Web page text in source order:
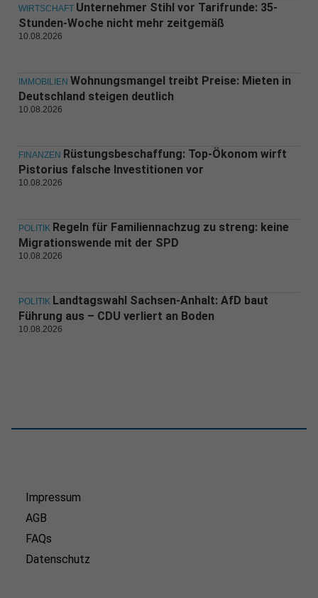
WIRTSCHAFT Unternehmer Stihl vor Tarifrunde: 35-
Stunden-Woche nicht mehr zeitgemäß
10.08.2026
IMMOBILIEN Wohnungsmangel treibt Preise: Mieten in
Deutschland steigen deutlich
10.08.2026
FINANZEN Rüstungsbeschaffung: Top-Ökonom wirft
Pistorius falsche Investitionen vor
10.08.2026
POLITIK Regeln für Familiennachzug zu streng: keine
Migrationswende mit der SPD
10.08.2026
POLITIK Landtagswahl Sachsen-Anhalt: AfD baut
Führung aus – CDU verliert an Boden
10.08.2026
Impressum
AGB
FAQs
Datenschutz